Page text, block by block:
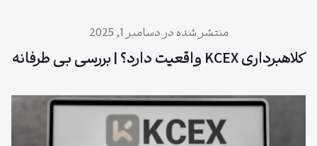
دسامبر 1, 2025
کلاهبرداری KCEX واقعیت دارد؟ | بررسی بی طرفانه